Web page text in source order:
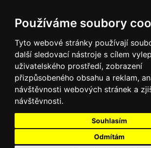
Používáme soubory
Tyto webové stránky používají
další sledovací nástroje s cílem
uživatelského prostředí, zobrazení
přizpůsobeného obsahu a reklam,
návštěvnosti webových stránek a
návštěvnosti.
Souhlasím
Odmítám